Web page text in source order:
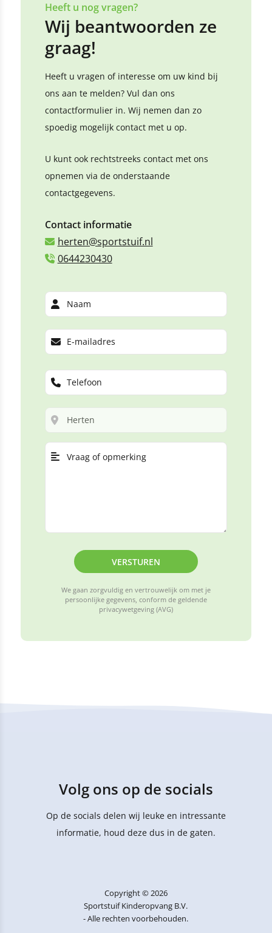
Heeft u nog vragen?
Wij beantwoorden ze
graag!
Heeft u vragen of interesse om uw kind bij
ons aan te melden? Vul dan ons
contactformulier in. Wij nemen dan zo
spoedig mogelijk contact met u op.
U kunt ook rechtstreeks contact met ons
opnemen via de onderstaande
contactgegevens.
Contact informatie
herten@sportstuif.nl
0644230430
VERSTUREN
We gaan zorgvuldig en vertrouwelijk om met je
persoonlijke gegevens, conform de geldende
privacywetgeving (AVG)
Volg ons op de socials
Op de socials delen wij leuke en intressante
informatie, houd deze dus in de gaten.
Copyright © 2026
Sportstuif Kinderopvang B.V.
- Alle rechten voorbehouden.